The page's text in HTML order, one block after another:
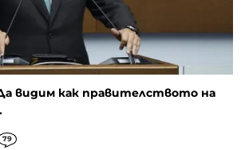
видим как правителството на
79